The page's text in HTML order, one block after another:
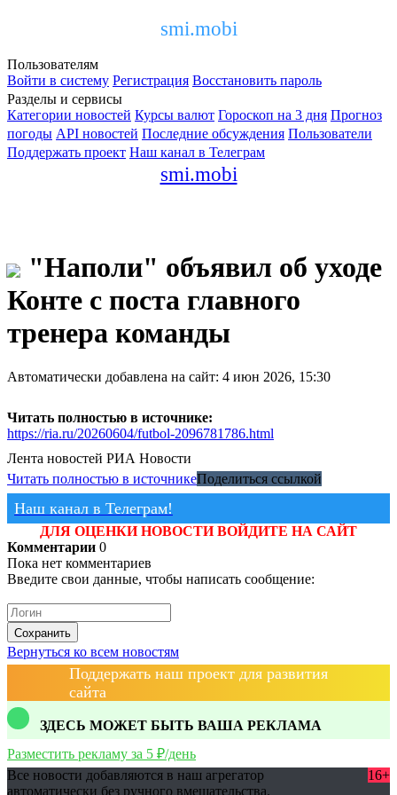
smi.mobi
Пользователям
Войти в систему Регистрация Восстановить пароль
Разделы и сервисы
Категории новостей Курсы валют Гороскоп на 3 дня Прогноз
погоды API новостей Последние обсуждения Пользователи
Поддержать проект Наш канал в Телеграм
smi.mobi
"Наполи" объявил об уходе
Конте с поста главного
тренера команды
Автоматически добавлена на сайт: 4 июн 2026, 15:30
Читать полностью в источнике:
https://ria.ru/20260604/futbol-2096781786.html
Лента новостей РИА Новости
Читать полностью в источникеПоделиться ссылкой
Наш канал в Телеграм!
ДЛЯ ОЦЕНКИ НОВОСТИ ВОЙДИТЕ НА САЙТ
Комментарии 0
Пока нет комментариев
Введите свои данные, чтобы написать сообщение:
Сохранить
Вернуться ко всем новостям
Поддержать наш проект для развития
сайта
ЗДЕСЬ МОЖЕТ БЫТЬ ВАША РЕКЛАМА
Разместить рекламу за 5 ₽/день
Все новости добавляются в наш агрегатор
автоматически без ручного вмешательства.
16+